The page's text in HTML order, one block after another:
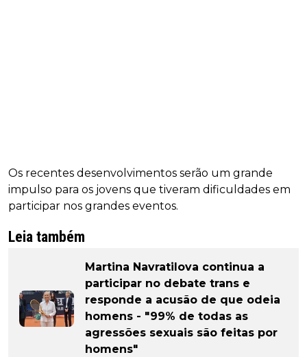
Os recentes desenvolvimentos serão um grande
impulso para os jovens que tiveram dificuldades em
participar nos grandes eventos.
Leia também
Martina Navratilova continua a
participar no debate trans e
responde a acusão de que odeia
homens - "99% de todas as
agressões sexuais são feitas por
homens"